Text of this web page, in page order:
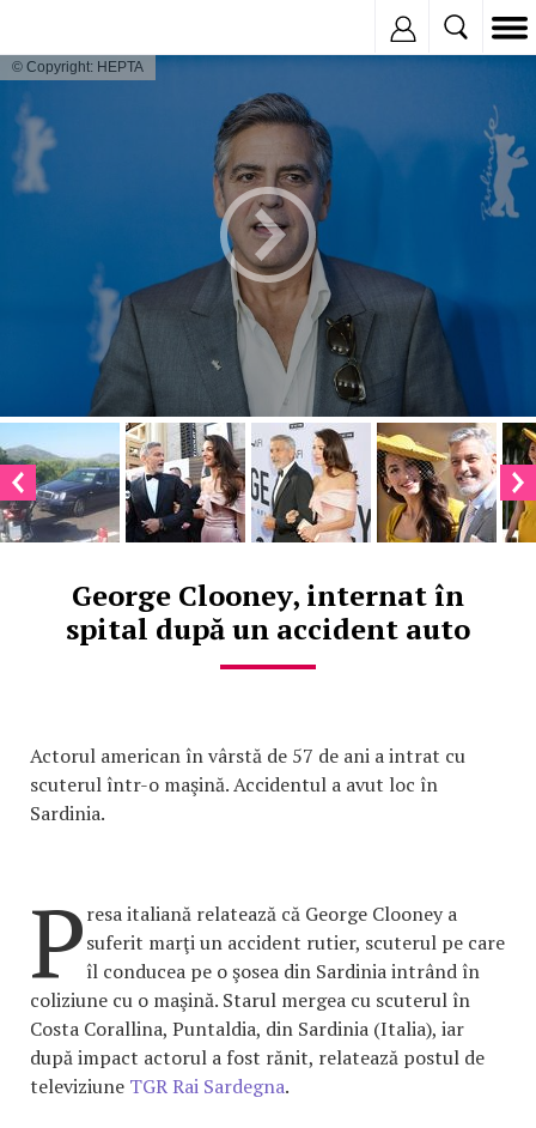
© Copyright: HEPTA
George Clooney, internat în
spital după un accident auto
Actorul american în vârstă de 57 de ani a intrat cu
scuterul într-o maşină. Accidentul a avut loc în
Sardinia.
Presa italiană relatează că George Clooney a
suferit marţi un accident rutier, scuterul pe care
îl conducea pe o şosea din Sardinia intrând în
coliziune cu o maşină. Starul mergea cu scuterul în
Costa Corallina, Puntaldia, din Sardinia (Italia), iar
după impact actorul a fost rănit, relatează postul de
televiziune TGR Rai Sardegna.